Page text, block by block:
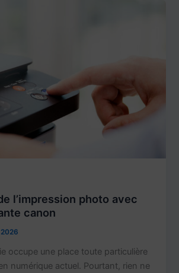
l’impression photo avec
canon
occupe une place toute particulière
numérique actuel. Pourtant, rien ne